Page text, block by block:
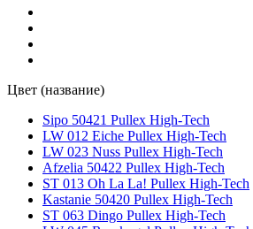
Цвет (название)
Sipo 50421 Pullex High-Tech
LW 012 Eiche Pullex High-Tech
LW 023 Nuss Pullex High-Tech
Afzelia 50422 Pullex High-Tech
ST 013 Oh La La! Pullex High-Tech
Kastanie 50420 Pullex High-Tech
ST 063 Dingo Pullex High-Tech